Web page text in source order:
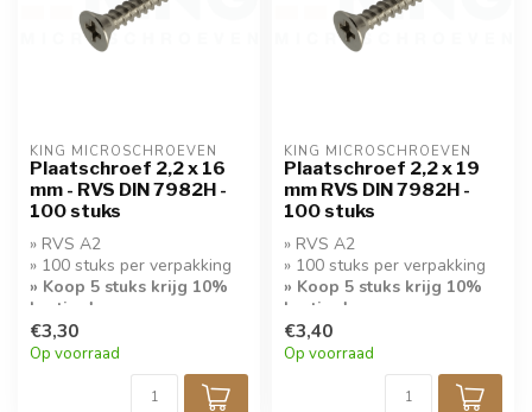
KING MICROSCHROEVEN
Plaatschroef 2,2 x 16
mm - RVS DIN 7982H -
100 stuks
» RVS A2
» 100 stuks per verpakking
» Koop 5 stuks krijg 10%
korting!
€3,30
Op voorraad
KING MICROSCHROEVEN
Plaatschroef 2,2 x 19
mm RVS DIN 7982H -
100 stuks
» RVS A2
» 100 stuks per verpakking
» Koop 5 stuks krijg 10%
korting!
€3,40
Op voorraad